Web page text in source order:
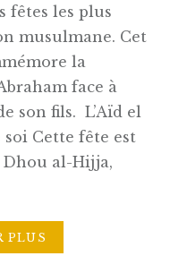
fêtes les plus
musulmane. Cet
la
face à
son fils. L’Aïd el
Cette fête est
Dhou al-Hijja,
PLUS